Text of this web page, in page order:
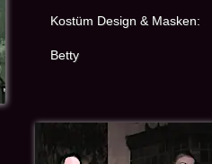
Kostüm Design & Masken:
Betty